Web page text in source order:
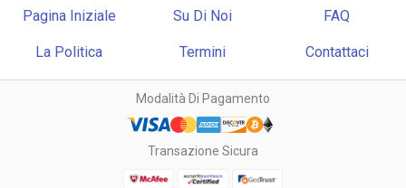
Pagina Iniziale Su Di Noi FAQ
La Politica Termini Contattaci
Modalità Di Pagamento
Transazione Sicura